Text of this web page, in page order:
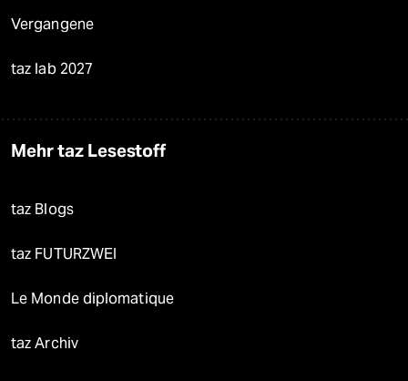
Vergangene
taz lab 2027
Mehr taz Lesestoff
taz Blogs
taz FUTURZWEI
Le Monde diplomatique
taz Archiv